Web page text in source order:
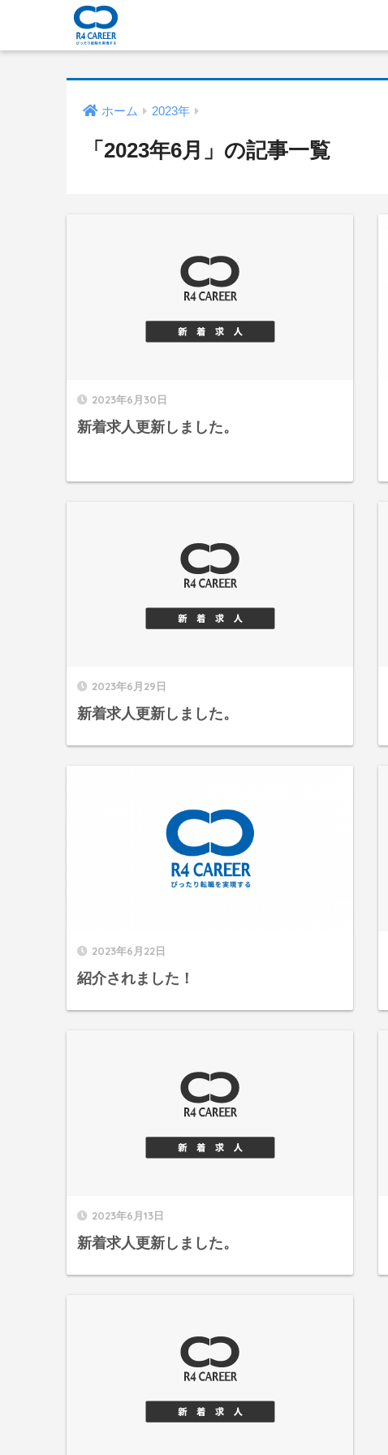
ホーム 2023年
「2023年6月」の記事一覧
2023年6月30日
新着求人更新しました。
2023年6月29日
新着求人更新しました。
2023年6月22日
紹介されました！
2023年6月13日
新着求人更新しました。